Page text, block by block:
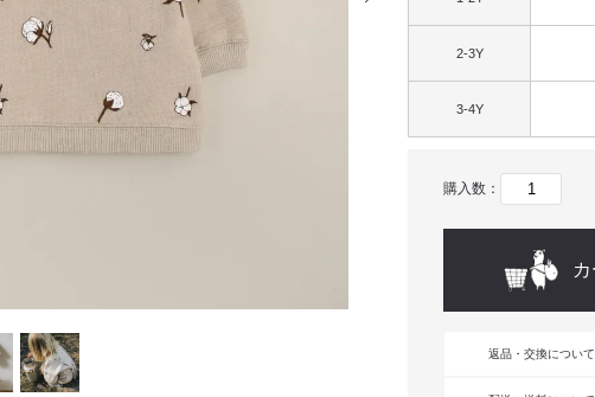
2-3Y
3-4Y
購入数：
返品・交換について